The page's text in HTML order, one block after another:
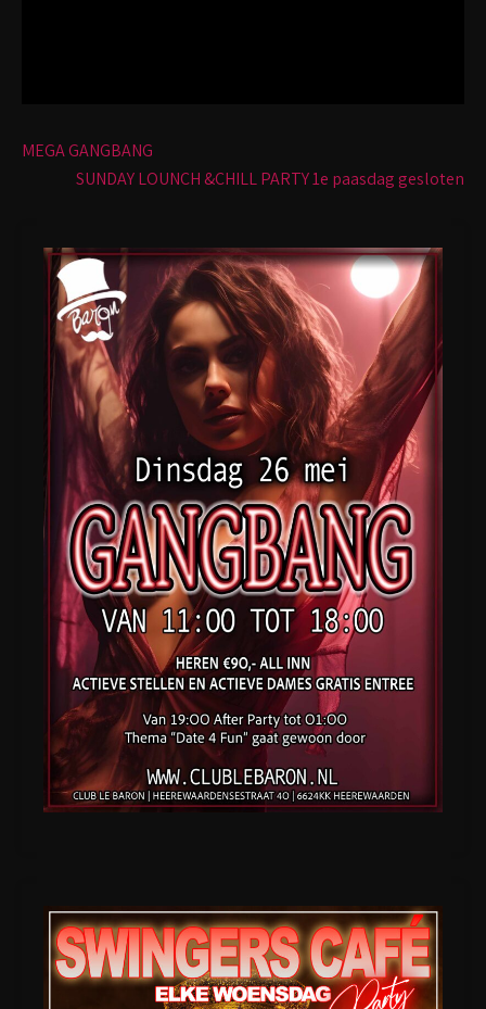
Bericht
navigatie
MEGA GANGBANG
SUNDAY LOUNCH &CHILL PARTY 1e paasdag gesloten